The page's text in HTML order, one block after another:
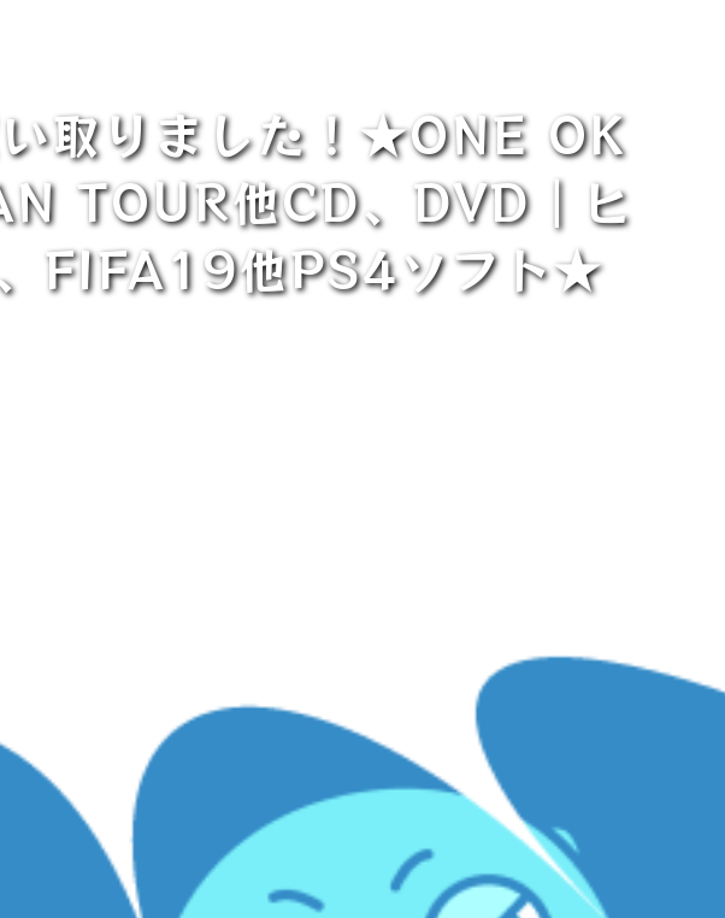
取りました！★ONE OK
TOUR他CD、DVD｜ヒ
、FIFA19他PS4ソフト★